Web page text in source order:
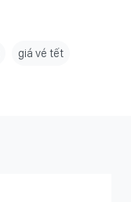
giá vé tết